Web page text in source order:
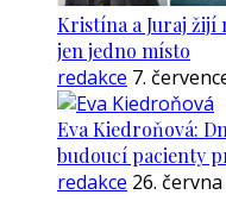
Kristína a Juraj žijí
jen jedno místo
redakce 7.
Eva Kiedroňová:
budoucí pacienty
redakce 26.